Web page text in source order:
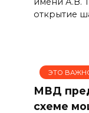
открытие
ЭТО
МВД
схеме